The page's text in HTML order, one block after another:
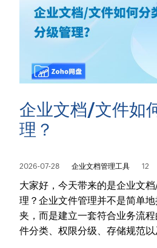
企业文档/文件如
理？
2026-07-28 企业文档管理工具 12
大家好，今天带来的是企业文
理？企业文件管理并不是简单
夹，而是建立一套符合业务流
件分类、权限分级、存储规范以